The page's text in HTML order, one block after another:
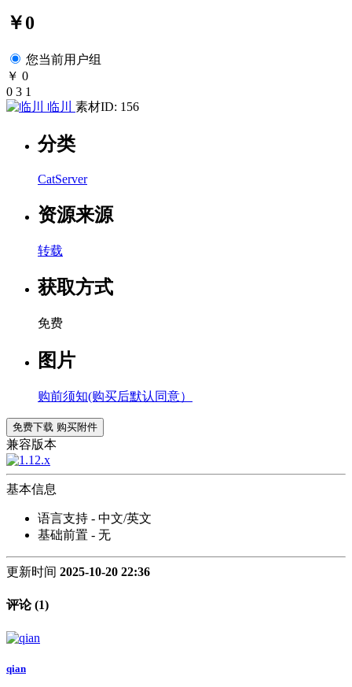
￥0
您当前用户组
￥ 0
0 3 1
临川
素材ID: 156
分类
CatServer
资源来源
转载
获取方式
免费
图片
购前须知(购买后默认同意）
免费下载 购买附件
兼容版本
基本信息
语言支持 - 中文/英文
基础前置 - 无
更新时间 2025-10-20 22:36
评论 (1)
qian